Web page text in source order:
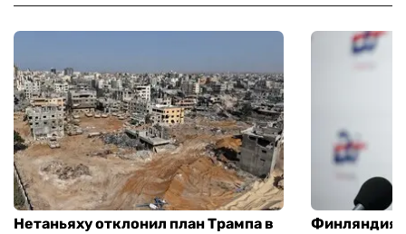
Нетаньяху отклонил план Трампа в
Финляндия